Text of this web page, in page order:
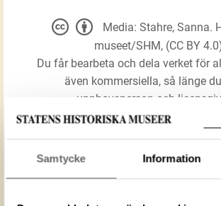
Samtycke Information
Media: Stahre, Sanna.
museet/SHM, (CC BY
Du får bearbeta och dela verket för
även kommersiella, så länge
upphovsperson och